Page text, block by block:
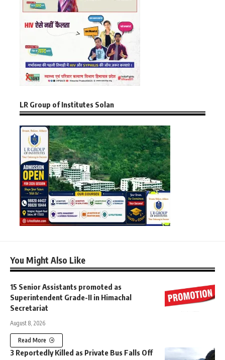
LR Group of Institutes Solan
You Might Also Like
15 Senior Assistants promoted as
Superintendent Grade-II in Himachal
Secretariat
August 8, 2026
Read More
3 Reportedly Killed as Private Bus Falls Off